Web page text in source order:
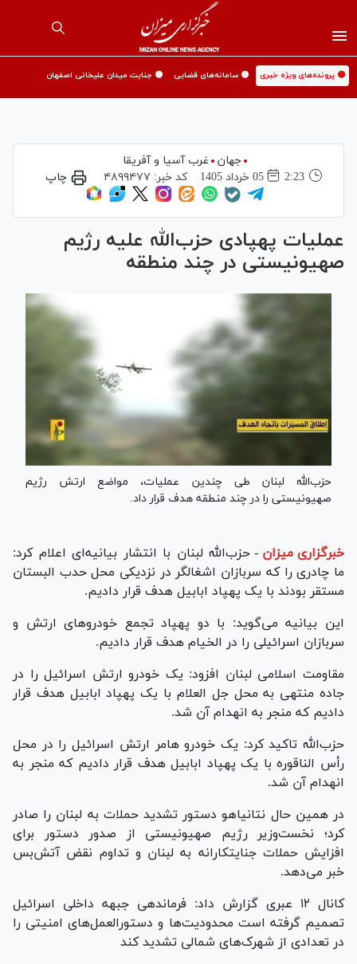
🟡 پرونده‌های ویژه خبری 🟡 سامانه‌های قضایی 🟡 جنایت میدان علیخانی اصفهان
جهان
غرب آسیا و آفریقا
2:23
05 خرداد 1405 کد خبر: ۴۸۹۹۴۷۷ چاپ
عملیات پهپادی حزب‌الله علیه رژیم
صهیونیستی در چند منطقه
حزب‌الله لبنان طی چندین عملیات، مواضع ارتش رژیم
صهیونیستی را در چند منطقه هدف قرار داد.
خبرگزاری میزان - حزب‌الله لبنان با انتشار بیانیه‌ای اعلام کرد:
ما چادری را که سربازان اشغالگر در نزدیکی محل حدب البستان
مستقر بودند با یک پهپاد ابابیل هدف قرار دادیم.
این بیانیه می‌گوید: با دو پهپاد تجمع خودروهای ارتش و
سربازان اسرائیلی را در الخیام هدف قرار دادیم.
مقاومت اسلامی لبنان افزود: یک خودرو ارتش اسرائیل را در
جاده منتهی به محل جل العلام با یک پهپاد ابابیل هدف قرار
دادیم که منجر به انهدام آن شد.
حزب‌الله تاکید کرد: یک خودرو هامر ارتش اسرائیل را در محل
رأس الناقوره با یک پهپاد ابابیل هدف قرار دادیم که منجر به
انهدام آن شد.
در همین حال نتانیاهو دستور تشدید حملات به لبنان را صادر
کرد؛ نخست‌وزیر رژیم صهیونیستی از صدور دستور برای
افزایش حملات جنایتکارانه به لبنان و تداوم نقض آتش‌بس
خبر می‌دهد.
کانال ۱۲ عبری گزارش داد: فرماندهی جبهه داخلی اسرائیل
تصمیم گرفته است محدودیت‌ها و دستورالعمل‌های امنیتی را
در تعدادی از شهرک‌های شمالی تشدید کند